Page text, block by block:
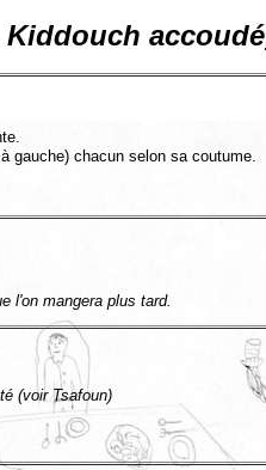
accoudé
gauche) chacun selon sa coutume.
l'on mangera plus tard.
(voir Tsafoun)